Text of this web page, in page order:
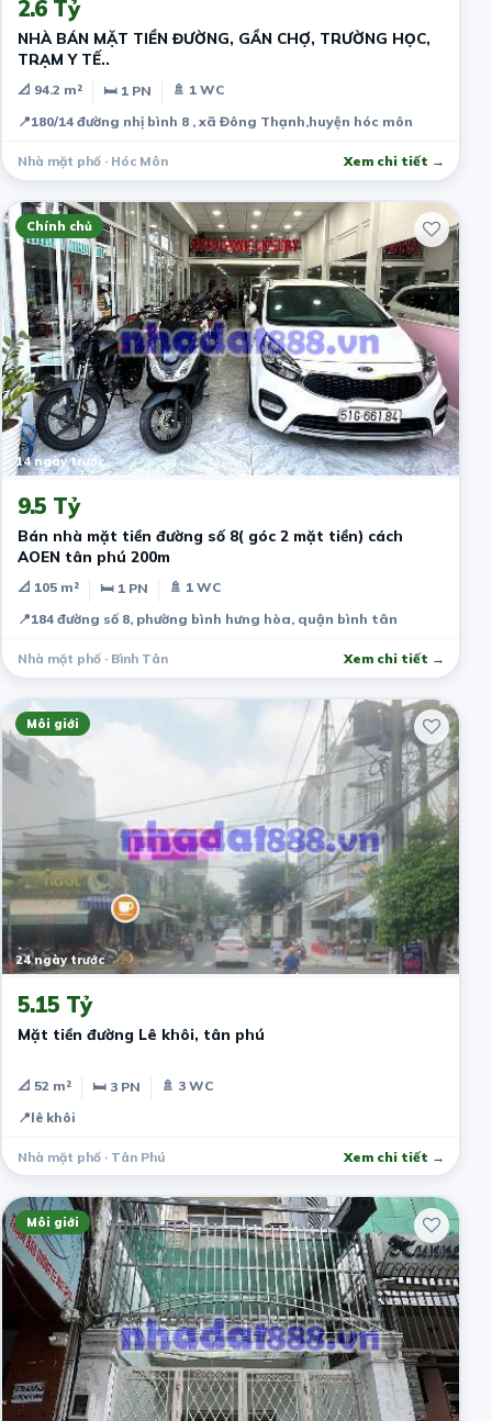
2.6 Tỷ
NHÀ BÁN MẶT TIỀN ĐƯỜNG, GẦN CHỢ, TRƯỜNG HỌC,
TRẠM Y TẾ..
📐 94.2 m² 🛏 1 PN
🚿 1 WC
📍180/14 đường nhị bình 8 , xã Đông Thạnh,huyện hóc môn
Nhà mặt phố · Hóc Môn Xem chi tiết →
Chính chủ
14 ngày trước
9.5 Tỷ
Bán nhà mặt tiền đường số 8( góc 2 mặt tiền) cách
AOEN tân phú 200m
📐 105 m² 🛏 1 PN
🚿 1 WC
📍184 đường số 8, phường bình hưng hòa, quận bình tân
Nhà mặt phố · Bình Tân Xem chi tiết →
Môi giới
24 ngày trước
5.15 Tỷ
Mặt tiền đường Lê khôi, tân phú
📐 52 m² 🛏 3 PN
🚿 3 WC
📍lê khôi
Nhà mặt phố · Tân Phú Xem chi tiết →
Môi giới